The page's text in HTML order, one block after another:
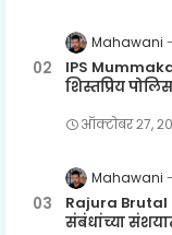
Mahawani
IPS
शिस्तप्रिय
ऑक्टोबर २७,
Mahawani
Rajura Brutal
संबंधांच्या